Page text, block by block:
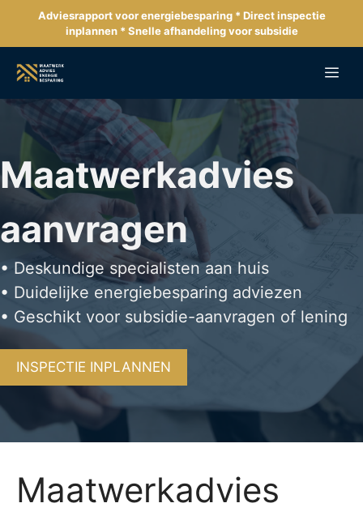
de
inhoud
Adviesrapport voor energiebesparing * Direct inspectie
inplannen * Snelle afhandeling voor subsidie
Maatwerkadvies
aanvragen
• Deskundige specialisten aan huis
• Duidelijke energiebesparing adviezen
• Geschikt voor subsidie-aanvragen of lening
INSPECTIE INPLANNEN
Maatwerkadvies